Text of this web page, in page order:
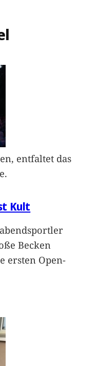
entfaltet das
Kult
Becken
ersten Open-